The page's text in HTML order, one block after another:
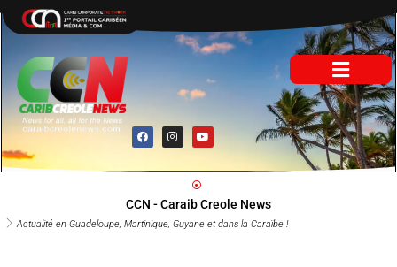
au
F
a
c
b
k
I
n
s
a
a
Y
o
u
u
Actualité en Guadeloupe, Martinique, Guyane et dans la Caraïbe !
CCN - Caraib Creole News